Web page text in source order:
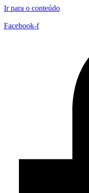
Ir para o conteúdo
Facebook-f